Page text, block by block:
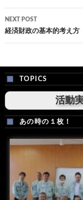
NEXT POST
経済財政の基本的考え方
TOPICS
活動
あの時の１枚！